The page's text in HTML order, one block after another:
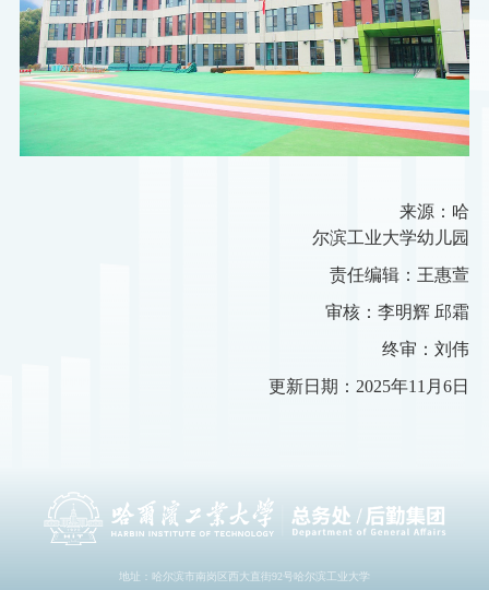
来源：哈
尔滨工业大学幼儿园
责任编辑：王惠萱
审核：李明辉 邱霜
终审：刘伟
更新日期： 2025年1 1 月6日
地址：哈尔滨市南岗区西大直街92号哈尔滨工业大学